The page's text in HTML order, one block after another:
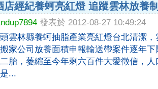
店經紀養蚵亮紅燈 追蹤雲林放養
發表於 2012-08-27 10:49:24
雲林縣養蚵抽脂產業亮紅燈台北清潔
家公司放養面積申報輸送帶案件逐年
胎，萎縮至今年剩六百件大愛徵信，
...